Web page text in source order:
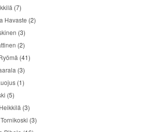
(7)
Havaste (2)
(3)
(2)
(41)
(3)
(1)
(5)
(3)
(3)